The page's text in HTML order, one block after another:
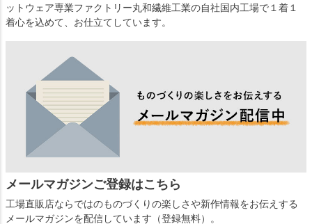
ットウェア専業ファクトリー丸和繊維工業の自社国内工場で１着１
着心を込めて、お仕立てしています。
メールマガジンご登録はこちら
工場直販店ならではのものづくりの楽しさや新作情報をお伝えする
メールマガジンを配信しています（登録無料）。